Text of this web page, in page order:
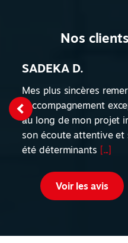
Nos
SADEKA D.
Mes plus sincères
l'accompagnement
au long de mon projet
son écoute attentive et
été déterminants [...]
Voir les avis